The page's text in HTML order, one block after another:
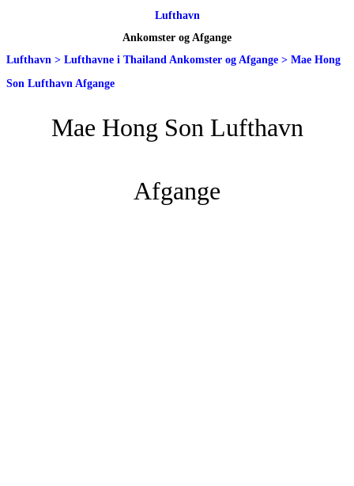
Lufthavn
Ankomster og Afgange
Lufthavn > Lufthavne i Thailand Ankomster og Afgange > Mae Hong
Son Lufthavn Afgange
Mae Hong Son Lufthavn
Afgange